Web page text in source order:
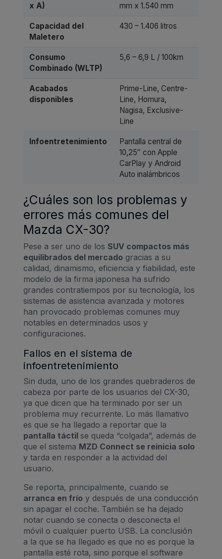
x A)
mm x 1.540 mm
Capacidad del
Maletero
430 – 1.406 litros
Consumo
Combinado (WLTP)
5,6 – 6,9 L / 100km
Acabados
disponibles
Prime-Line, Centre-
Line, Homura,
Nagisa, Exclusive-
Line
Infoentretenimiento
Pantalla central de
10,25″ con Apple
CarPlay y Android
Auto inalámbricos
¿Cuáles son los problemas y
errores más comunes del
Mazda CX-30?
Pese a ser uno de los SUV compactos más
equilibrados del mercado gracias a su
calidad, dinamismo, eficiencia y fiabilidad, este
modelo de la firma japonesa ha sufrido
grandes contratiempos por su tecnología, los
sistemas de asistencia avanzada y motores
han provocado problemas comunes muy
notables en determinados usos y
configuraciones.
Fallos en el sistema de
infoentretenimiento
Sin duda, uno de los grandes quebraderos de
cabeza por parte de los usuarios del CX-30,
ya que dicen que ha terminado por ser un
problema muy recurrente. Lo más llamativo
es que se ha llegado a reportar que la
pantalla táctil se queda “colgada”, además de
que el sistema MZD Connect se reinicia solo
y tarda en responder a la actividad del
usuario.
Se reporta, principalmente, cuando se
arranca en frío y después de una conducción
sin apagar el coche. También se ha dejado
notar cuando se conecta o desconecta el
móvil o cualquier puerto USB. La conclusión
a la que se ha llegado es que no es porque la
pantalla esté rota, sino porque el software